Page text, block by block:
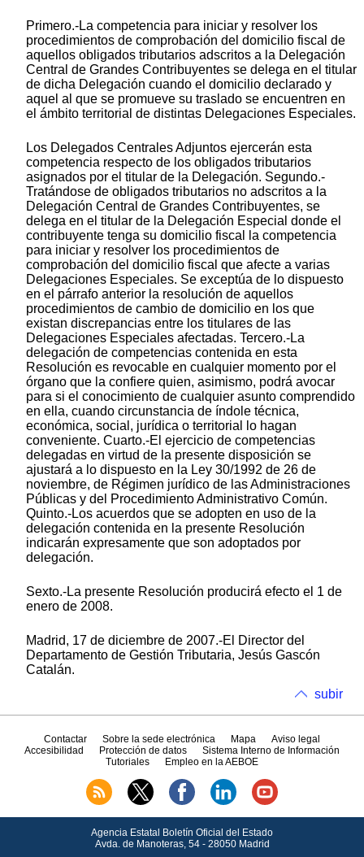
Primero.-La competencia para iniciar y resolver los
procedimientos de comprobación del domicilio fiscal de
aquellos obligados tributarios adscritos a la Delegación
Central de Grandes Contribuyentes se delega en el titular
de dicha Delegación cuando el domicilio declarado y
aquel al que se promueve su traslado se encuentren en
el ámbito territorial de distintas Delegaciones Especiales.
Los Delegados Centrales Adjuntos ejercerán esta
competencia respecto de los obligados tributarios
asignados por el titular de la Delegación. Segundo.-
Tratándose de obligados tributarios no adscritos a la
Delegación Central de Grandes Contribuyentes, se
delega en el titular de la Delegación Especial donde el
contribuyente tenga su domicilio fiscal la competencia
para iniciar y resolver los procedimientos de
comprobación del domicilio fiscal que afecte a varias
Delegaciones Especiales. Se exceptúa de lo dispuesto
en el párrafo anterior la resolución de aquellos
procedimientos de cambio de domicilio en los que
existan discrepancias entre los titulares de las
Delegaciones Especiales afectadas. Tercero.-La
delegación de competencias contenida en esta
Resolución es revocable en cualquier momento por el
órgano que la confiere quien, asimismo, podrá avocar
para si el conocimiento de cualquier asunto comprendido
en ella, cuando circunstancia de índole técnica,
económica, social, jurídica o territorial lo hagan
conveniente. Cuarto.-El ejercicio de competencias
delegadas en virtud de la presente disposición se
ajustará a lo dispuesto en la Ley 30/1992 de 26 de
noviembre, de Régimen jurídico de las Administraciones
Públicas y del Procedimiento Administrativo Común.
Quinto.-Los acuerdos que se adopten en uso de la
delegación contenida en la presente Resolución
indicarán expresamente que son adoptados por
delegación.
Sexto.-La presente Resolución producirá efecto el 1 de
enero de 2008.
Madrid, 17 de diciembre de 2007.-El Director del
Departamento de Gestión Tributaria, Jesús Gascón
Catalán.
subir
Contactar Sobre la sede electrónica Mapa
Aviso legal
Accesibilidad
Protección de datos
Sistema Interno de Información
Tutoriales
Empleo en la AEBOE
Agencia Estatal Boletín Oficial del Estado
Avda.de Manoteras, 54 - 28050 Madrid